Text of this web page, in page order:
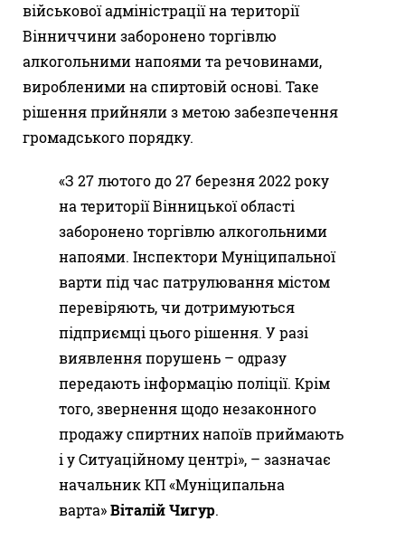
військової адміністрації на території
Вінниччини заборонено торгівлю
алкогольними напоями та речовинами,
виробленими на спиртовій основі. Таке
рішення прийняли з метою забезпечення
громадського порядку.
«З 27 лютого до 27 березня 2022 року
на території Вінницької області
заборонено торгівлю алкогольними
напоями. Інспектори Муніципальної
варти під час патрулювання містом
перевіряють, чи дотримуються
підприємці цього рішення. У разі
виявлення порушень – одразу
передають інформацію поліції. Крім
того, звернення щодо незаконного
продажу спиртних напоїв приймають
і у Ситуаційному центрі», – зазначає
начальник КП «Муніципальна
варта»Віталій Чигур.